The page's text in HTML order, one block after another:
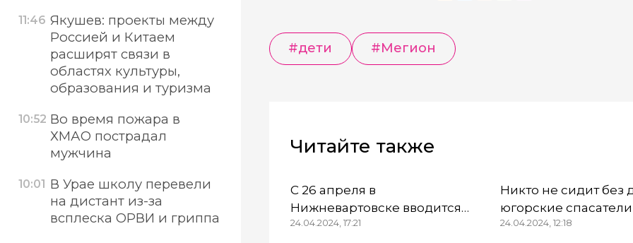
#дети #Мегион
Читайте также
С 26 апреля в
Нижневартовске вводится
особый противопожарный
24.04.2024, 17:21
Никто не сидит без
югорские
Тюменской области
24.04.2024, 12:18
11:46 Якушев: проекты между
Россией и Китаем
расширят связи в
областях культуры,
образования и туризма
10:52 Во время пожара в
ХМАО пострадал
мужчина
10:01 В Урае школу перевели
на дистант из-за
всплеска ОРВИ и гриппа